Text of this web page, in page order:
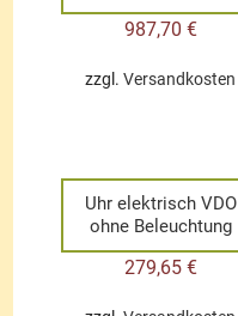
987,70 €
zzgl.Versandkosten
Uhr elektrisch VDO
ohne Beleuchtung
279,65 €